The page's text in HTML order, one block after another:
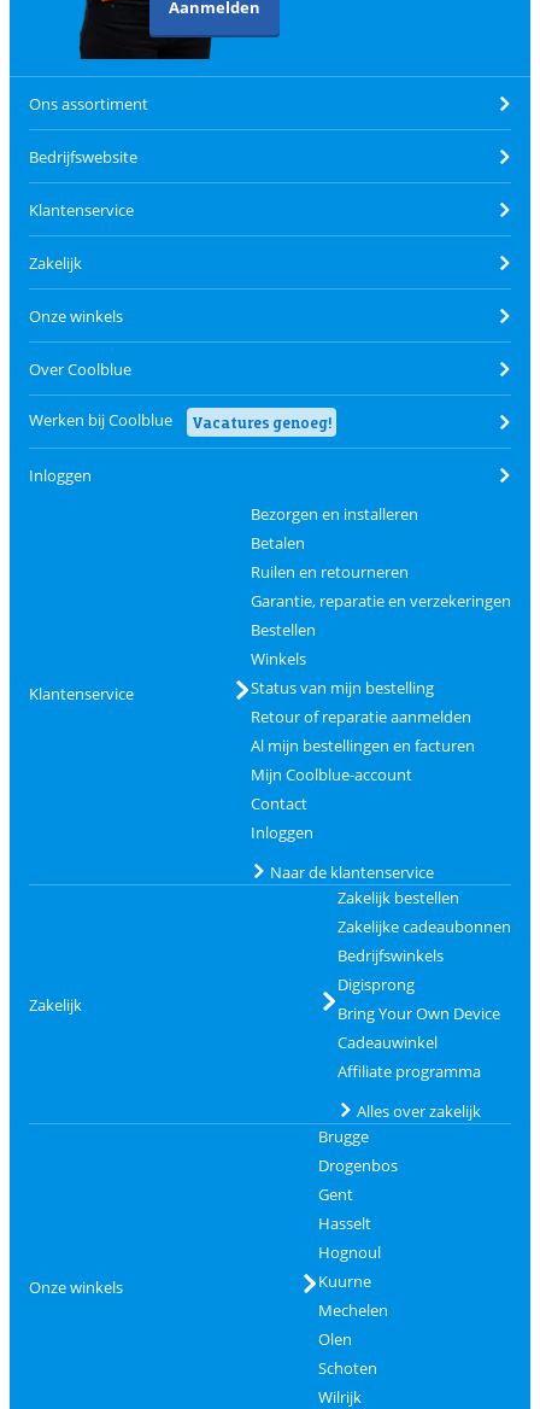
Aanmelden
Ons assortiment
Bedrijfswebsite
Klantenservice
Zakelijk
Onze winkels
Over Coolblue
Werken bij Coolblue Vacatures genoeg!
Inloggen
Klantenservice
Bezorgen en installeren
Betalen
Ruilen en retourneren
Garantie, reparatie en verzekeringen
Bestellen
Winkels
Status van mijn bestelling
Retour of reparatie aanmelden
Al mijn bestellingen en facturen
Mijn Coolblue-account
Contact
Inloggen
Naar de klantenservice
Zakelijk
Zakelijk bestellen
Zakelijke cadeaubonnen
Bedrijfswinkels
Digisprong
Bring Your Own Device
Cadeauwinkel
Affiliate programma
Alles over zakelijk
Onze winkels
Brugge
Drogenbos
Gent
Hasselt
Hognoul
Kuurne
Mechelen
Olen
Schoten
Wilrijk